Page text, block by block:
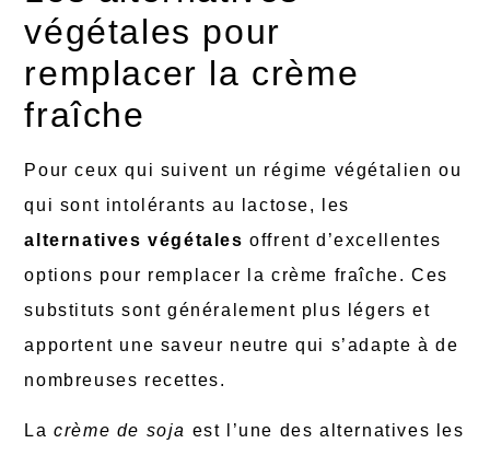
végétales pour
remplacer la crème
fraîche
Pour ceux qui suivent un régime végétalien ou
qui sont intolérants au lactose, les
alternatives végétales offrent d’excellentes
options pour remplacer la crème fraîche. Ces
substituts sont généralement plus légers et
apportent une saveur neutre qui s’adapte à de
nombreuses recettes.
Lacrème de soja est l’une des alternatives les